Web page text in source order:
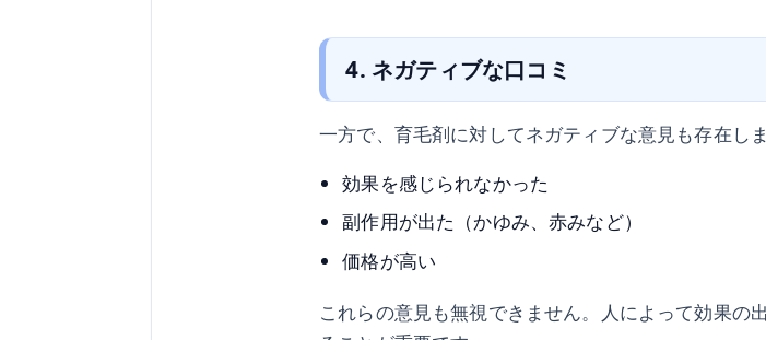
4. ネガティブな口コミ
一方で、育毛剤に対してネガティブな意見も存在しま
効果を感じられなかった
副作用が出た（かゆみ、赤みなど）
価格が高い
これらの意見も無視できません。人によって効果の